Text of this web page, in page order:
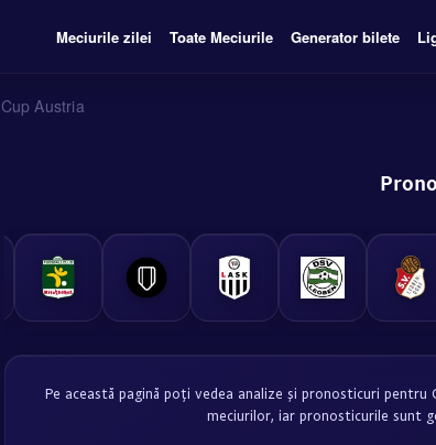
Meciurile zilei Toate Meciurile Generator bilete
Cup Austria
Pe această pagină poți vedea analize și pronosticuri
meciurilor, iar pronosticurile sunt